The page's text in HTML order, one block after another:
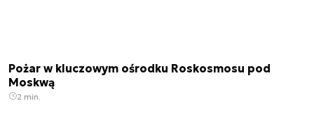
Pożar w kluczowym ośrodku Roskosmosu pod
Moskwą
2 min.